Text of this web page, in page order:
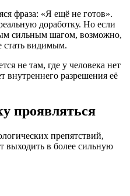
фраза: «Я ещё не готов».
доработку. Но если
сильным шагом, возможно,
стать видимым.
не там, где у человека нет
внутреннего разрешения её
проявляться
препятствий,
выходить в более сильную